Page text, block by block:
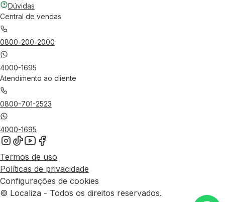
Dúvidas
Central de vendas
0800-200-2000
4000-1695
Atendimento ao cliente
0800-701-2523
4000-1695
Termos de uso
Políticas de privacidade
Configurações de cookies
© Localiza - Todos os direitos reservados.